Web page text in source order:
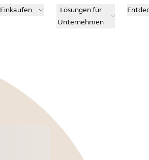
Einkaufen
Lösungen für
Unternehmen